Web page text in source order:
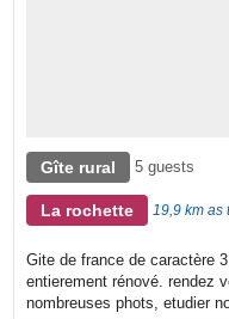
Gîte rural 5 guests
La rochette 19,9 km as
Gite de france de caractère
entierement rénové. rendez
nombreuses phots, etudier